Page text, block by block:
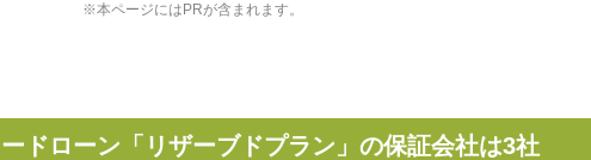
※本ページにはPRが含まれます。
ドローン「リザーブドプラン」の保証会社は3社